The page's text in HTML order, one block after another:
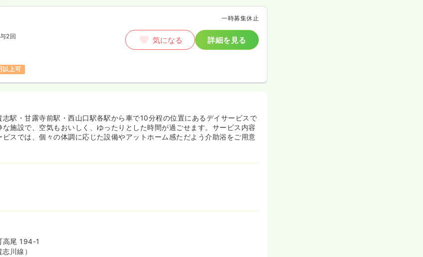
一時募集休止
2回
以上可
気になる 詳細を見る
駅・甘露寺前駅・西山口駅各駅から車で10分程の位置にあるデイサービスで
施設で、空気もおいしく、ゆったりとした時間が過ごせます。サービス内容
ビスでは、個々の体調に応じた設備やアットホーム感ただよう介助浴をご用意
高尾 194-1
川線）